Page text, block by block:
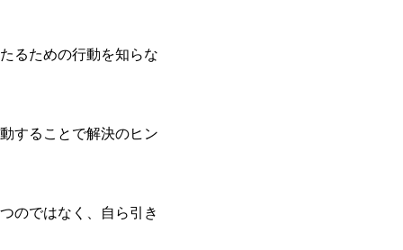
るための行動を知らな
することで解決のヒン
のではなく、自ら引き